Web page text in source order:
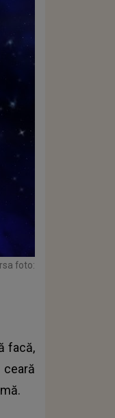
foto:
facă,